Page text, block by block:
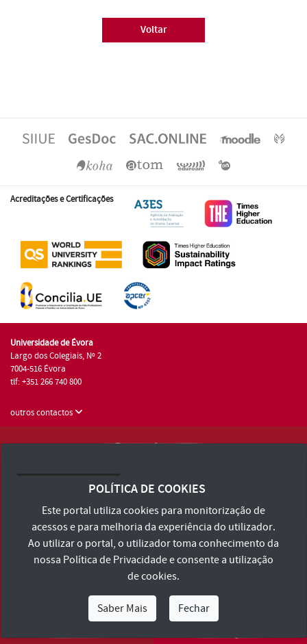
Voltar
Acreditações e Certificações
Universidade de Évora
Largo dos Colegiais, Nº 2
7004-516 Évora
tlf: +351 266 740 800
outros contactos
Consulte os Termos e Condições e Política de Privacidade
Declaração de Acessibilidade
POLÍTICA DE COOKIES
Este portal utiliza cookies para monitorização de
acessos e para melhoria da experiência do utilizador.
Ao utilizar o portal, o utilizador toma conhecimento da
nossa Política de Privacidadee consente a utilização
de cookies.
Saber Mais Fechar